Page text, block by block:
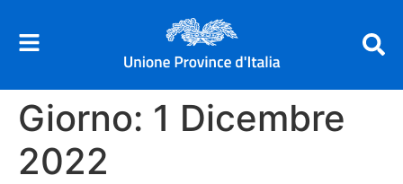
Giorno: 1 Dicembre
2022